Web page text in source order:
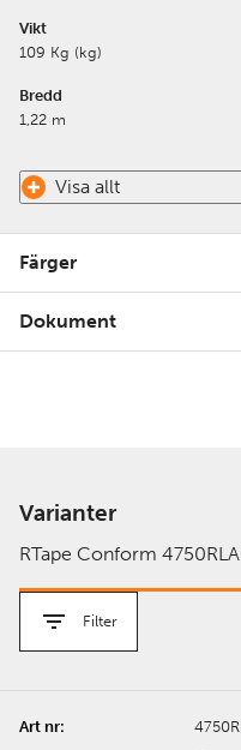
Vikt
109 Kg (kg)
Bredd
1,22 m
Visa allt
Färger
Dokument
Varianter
RTape Conform
Filter